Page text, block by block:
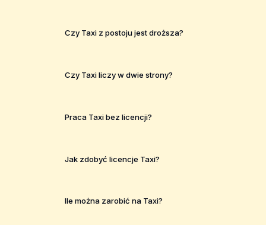
Czy Taxi z postoju jest droższa?
Czy Taxi liczy w dwie strony?
Praca Taxi bez licencji?
Jak zdobyć licencje Taxi?
Ile można zarobić na Taxi?